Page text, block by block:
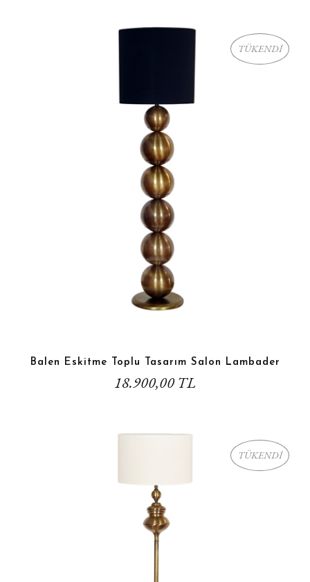
TÜKENDİ
Balen Eskitme Toplu Tasarım Salon Lambader
18.900,00 TL
TÜKENDİ